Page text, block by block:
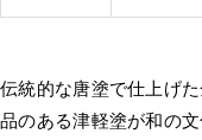
伝統的な唐塗で仕上げた
品のある津軽塗が和の文